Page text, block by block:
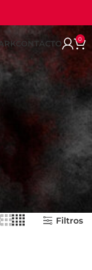
CONTACTO 0
Filtros